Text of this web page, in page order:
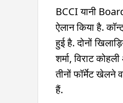
BCCI यानी
ऐलान किया है.
हुई है. दोनों
शर्मा, विराट
तीनों फॉर्मेट खेलने
हैं.